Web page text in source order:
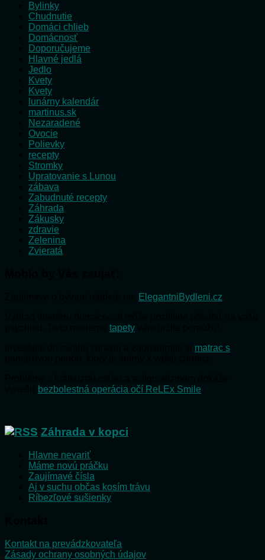
Bylinky
Chudnutie
Domáci chlieb
Domácnosť
Doporučujeme
Hlavné jedlá
Jedlo
Kvety
Kvety
lunárny kalendár
martinus.sk
Nezaradené
Ovocie
Polievky
recepty
Stromky
Upratovanie s Lunou
zábava
Zabudnuté recepty
Záhrada
Zákusky
zdravie
Zelenina
Zvieratá
ElegantniBydleni.cz
tapety
matrac s
bezbolestná operácia očí ReLEx Smile
Záhrada v kopci
Hlavne nevariť
Máme novú práčku
Zaujímavé čísla
Aj v suchu občas kosím trávu
Ríbezľové sušienky
Kontakt na prevádzkovateľa
Zásady ochrany osobných údajov